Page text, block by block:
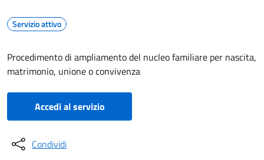
Servizio attivo
Procedimento di ampliamento del nucleo familiare per nascita,
matrimonio, unione o convivenza
Accedi al servizio
Condividi